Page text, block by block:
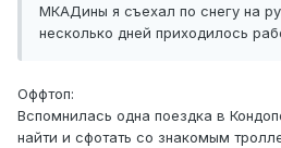
МКАДины я съехал по снегу на
несколько дней приходилось
Оффтоп:
Вспомнилась одна поездка в
найти и сфотать со знакомым